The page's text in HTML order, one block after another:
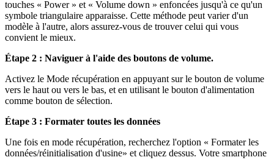
touches « Power » et « Volume down » enfoncées jusqu'à ce qu'un
symbole triangulaire apparaisse. Cette méthode peut varier d'un
modèle à l'autre, alors assurez-vous de trouver celui qui vous
convient le mieux.
Étape 2 : Naviguer à l'aide des boutons de volume.
Activez le Mode récupération en appuyant sur le bouton de volume
vers le haut ou vers le bas, et en utilisant le bouton d'alimentation
comme bouton de sélection.
Étape 3 : Formater toutes les données
Une fois en mode récupération, recherchez l'option « Formater les
données/réinitialisation d'usine» et cliquez dessus. Votre smartphone